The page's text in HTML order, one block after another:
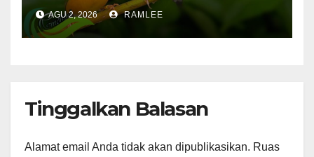
Menguntungkan
AGU 2, 2026 RAMLEE
Tinggalkan Balasan
Alamat email Anda tidak akan dipublikasikan. Ruas